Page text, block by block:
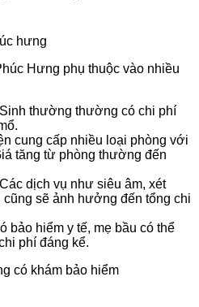
Hưng phụ thuộc vào nhiều
Sinh thường thường có chi phí
cung cấp nhiều loại phòng với
tăng từ phòng thường đến
Các dịch vụ như siêu âm, xét
sẽ ảnh hưởng đến tổng chi
bảo hiểm y tế, mẹ bầu có thể
phí đáng kể.